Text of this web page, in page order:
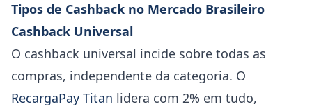
Tipos de Cashback no Mercado Brasileiro
Cashback Universal
O cashback universal incide sobre todas as
compras, independente da categoria. O
RecargaPay Titan lidera com 2% em tudo,